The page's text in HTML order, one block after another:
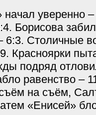
уверенно
Борисова
6:3. Столичные
Красноярки
подряд
равенство –
на съём,
«Енисей»